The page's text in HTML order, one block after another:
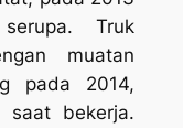
Truk
muatan
pada 2014,
saat bekerja.